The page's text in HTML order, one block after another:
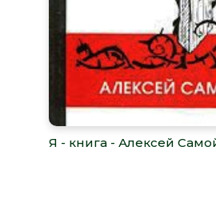
Я - книга - Алексей